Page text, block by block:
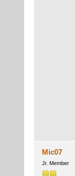
Mic07
Jr. Member